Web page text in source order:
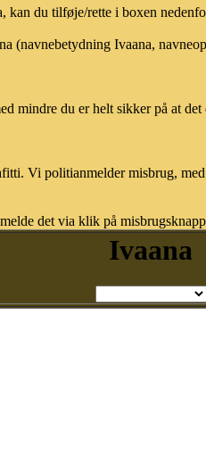
kan du tilføje/rette i boxen
(navnebetydning Ivaana,
mindre du er helt sikker på at
Vi politianmelder misbrug,
det via klik på
Ivaana